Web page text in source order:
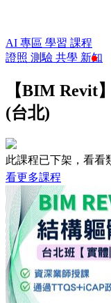
AI 專區 學習 課程
證照 測驗 共學 新知
【BIM Revit
(台北)
此課程已下架，看看
看更多課程